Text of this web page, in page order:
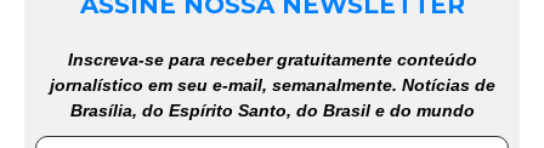
Inscreva-se para receber gratuitamente conteúdo
jornalístico em seu e-mail, semanalmente. Notícias de
Brasília, do Espírito Santo, do Brasil e do mundo